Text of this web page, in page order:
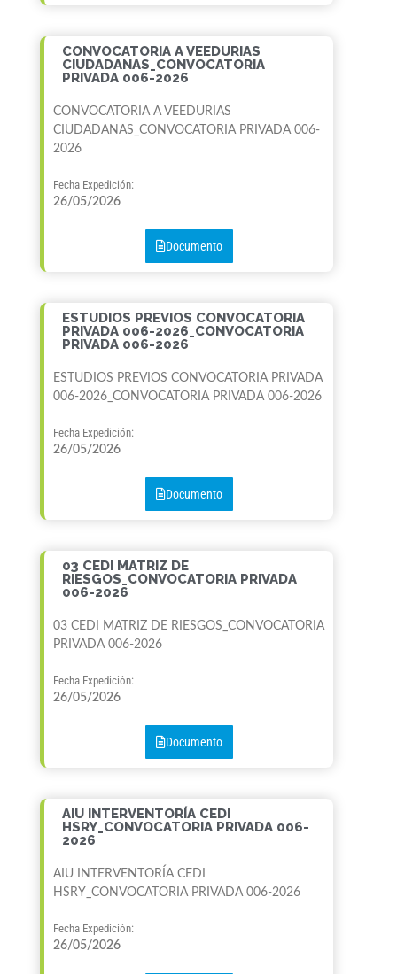
CONVOCATORIA A VEEDURIAS
CIUDADANAS_CONVOCATORIA
PRIVADA 006-2026
CONVOCATORIA A VEEDURIAS
CIUDADANAS_CONVOCATORIA PRIVADA 006-
2026
Fecha Expedición:
26/05/2026
Documento
ESTUDIOS PREVIOS CONVOCATORIA
PRIVADA 006-2026_CONVOCATORIA
PRIVADA 006-2026
ESTUDIOS PREVIOS CONVOCATORIA PRIVADA
006-2026_CONVOCATORIA PRIVADA 006-2026
Fecha Expedición:
26/05/2026
Documento
03 CEDI MATRIZ DE
RIESGOS_CONVOCATORIA PRIVADA
006-2026
03 CEDI MATRIZ DE RIESGOS_CONVOCATORIA
PRIVADA 006-2026
Fecha Expedición:
26/05/2026
Documento
AIU INTERVENTORÍA CEDI
HSRY_CONVOCATORIA PRIVADA 006-
2026
AIU INTERVENTORÍA CEDI
HSRY_CONVOCATORIA PRIVADA 006-2026
Fecha Expedición:
26/05/2026